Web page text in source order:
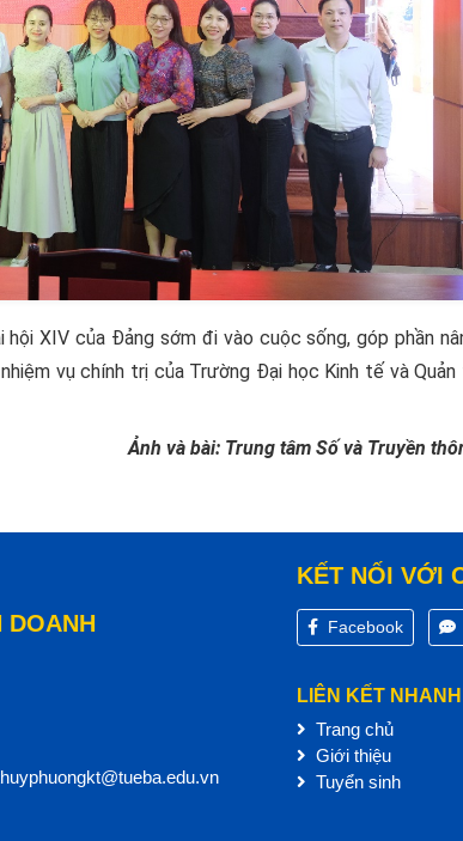
XIV của Đảng sớm đi vào cuộc sống, góp phần
vụ chính trị của Trường Đại học Kinh tế và Quản
Ảnh và bài: Trung tâm Số và Truyền
DOANH
KẾT NỐI VỚI
Facebook
LIÊN KẾT NHANH
Trang chủ
Giới thiệu
Tuyển sinh